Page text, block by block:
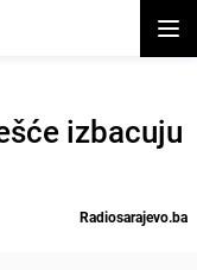
izbacuju
Radiosarajevo.ba